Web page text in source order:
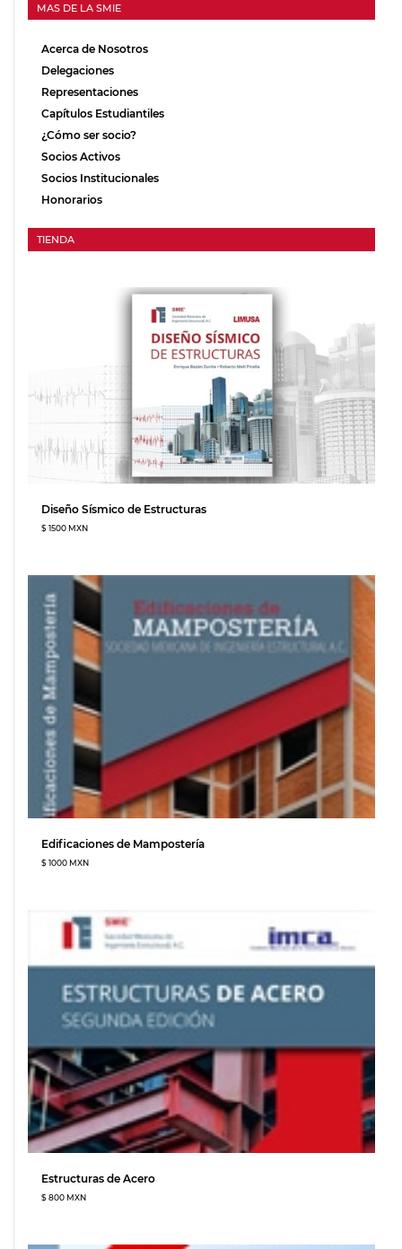
MAS DE LA SMIE
Acerca de Nosotros
Delegaciones
Representaciones
Capítulos Estudiantiles
¿Cómo ser socio?
Socios Activos
Socios Institucionales
Honorarios
TIENDA
Diseño Sísmico de Estructuras
$ 1500 MXN
Edificaciones de Mampostería
$ 1000 MXN
Estructuras de Acero
$ 800 MXN